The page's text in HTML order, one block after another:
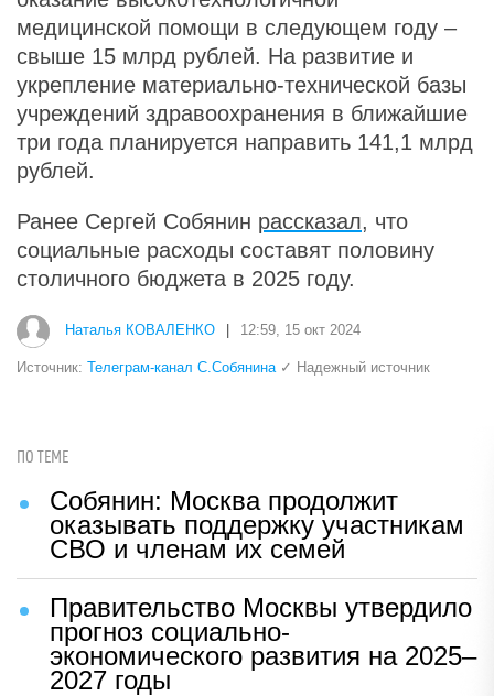
медицинской помощи в следующем году –
свыше 15 млрд рублей. На развитие и
укрепление материально-технической базы
учреждений здравоохранения в ближайшие
три года планируется направить 141,1 млрд
рублей.
Ранее Сергей Собянин рассказал, что
социальные расходы составят половину
столичного бюджета в 2025 году.
Наталья КОВАЛЕНКО 12:59, 15 окт 2024
Источник: Телеграм-канал С.Собянина ✓ Надежный источник
ПО ТЕМЕ
Собянин: Москва продолжит
оказывать поддержку участникам
СВО и членам их семей
Правительство Москвы утвердило
прогноз социально-
экономического развития на 2025–
2027 годы